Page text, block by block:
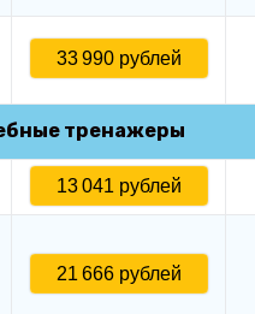
33 990 рублей
тренажеры
13 041 рублей
21 666 рублей